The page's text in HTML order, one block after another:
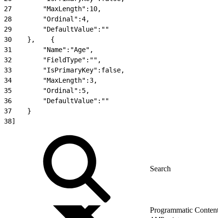
27
        "MaxLength":10,
28
        "Ordinal":4,
29
        "DefaultValue":""
30
    },    {
31
        "Name":"Age",
32
        "FieldType":"",
33
        "IsPrimaryKey":false,
34
        "MaxLength":3,
35
        "Ordinal":5,
36
        "DefaultValue":""
37
    }
38]
Programmatic